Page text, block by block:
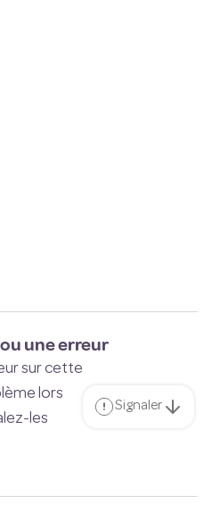
une erreur
sur cette
lors
les
Signaler